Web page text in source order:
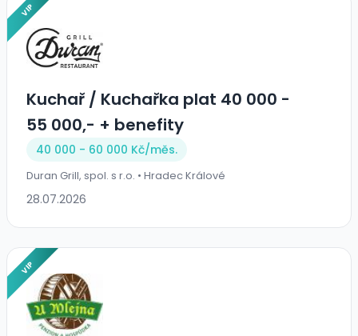
VIP
Kuchař / Kuchařka plat 40 000 -
55 000,- + benefity
40 000 - 60 000 Kč/měs.
Duran Grill, spol. s r.o. • Hradec Králové
28.07.2026
VIP